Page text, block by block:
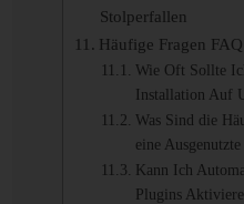
Stolperfallen
Häufige Fragen FAQ
Wie Oft Sollte
Installation Auf
Was Sind die
eine
Kann Ich
Plugins